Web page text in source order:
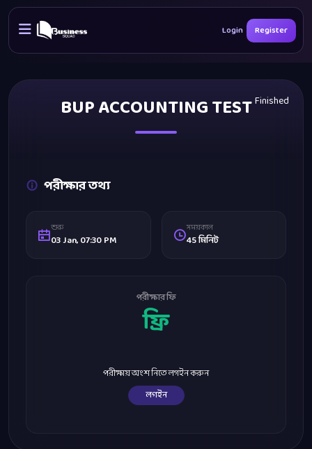
Login Register
Finished
BUP ACCOUNTING TEST
পরীক্ষার তথ্য
শুরু
03 Jan, 07:30 PM
সময়কাল
45 মিনিট
পরীক্ষার ফি
ফ্রি
পরীক্ষায় অংশ নিতে লগইন করুন
লগইন